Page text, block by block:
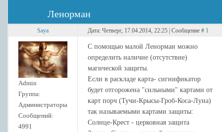
Ленорман
Saya Дата: Четверг, 17.04.2014, 22:25 | Сообщение # 1
Admin
Группа:
Администраторы
Сообщений:
4991
С помощью малой Ленорман можно
определить наличие (отсутствие)
магической защиты.
Если в раскладе карта- сигнификатор
будет отгорожена "сильными" картами от
карт порч (Тучи-Крысы-Гроб-Коса-Луна)
так называемыми картами защиты:
Солнце-Крест - церковная защита